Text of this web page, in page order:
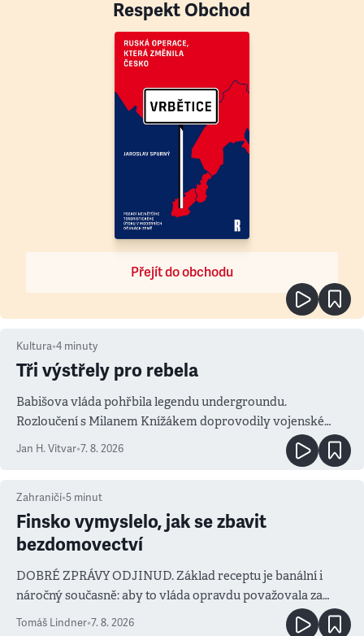
Respekt Obchod
Přejít do obchodu
Kultura•4 minuty
Tři výstřely pro rebela
Babišova vláda pohřbila legendu undergroundu.
Rozloučení s Milanem Knížákem doprovodily vojenské
salvy i kritika pokrokářů
Jan H. Vitvar•7. 8. 2026
Zahraničí•5 minut
Finsko vymyslelo, jak se zbavit
bezdomovectví
DOBRÉ ZPRÁVY ODJINUD. Základ receptu je banální i
náročný současně: aby to vláda opravdu považovala za
prioritu
Tomáš Lindner•7. 8. 2026